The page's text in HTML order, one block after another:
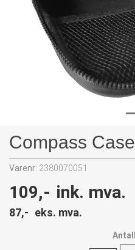
Compass Case
Varenr: 2380070051
109,- ink. mva.
87,- eks. mva.
Antall